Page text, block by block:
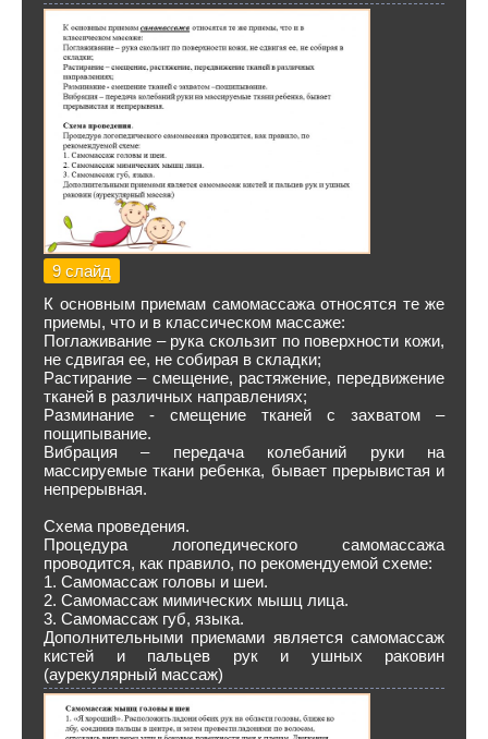
9 слайд
К основным приемам самомассажа относятся те же
приемы, что и в классическом массаже:
Поглаживание – рука скользит по поверхности кожи,
не сдвигая ее, не собирая в складки;
Растирание – смещение, растяжение, передвижение
тканей в различных направлениях;
Разминание - смещение тканей с захватом –
пощипывание.
Вибрация – передача колебаний руки на
массируемые ткани ребенка, бывает прерывистая и
непрерывная.
Схема проведения.
Процедура логопедического самомассажа
проводится, как правило, по рекомендуемой схеме:
1. Самомассаж головы и шеи.
2. Самомассаж мимических мышц лица.
3. Самомассаж губ, языка.
Дополнительными приемами является самомассаж
кистей и пальцев рук и ушных раковин
(аурекулярный массаж)